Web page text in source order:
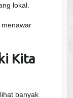
lokal.
Kita
banyak